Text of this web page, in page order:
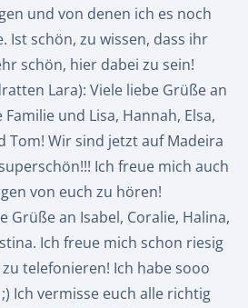
und von denen ich es noch
Ist schön, zu wissen, dass ihr
schön, hier dabei zu sein!
Lara): Viele liebe Grüße an
und Lisa, Hannah, Elsa,
Tom! Wir sind jetzt auf Madeira
Ich freue mich auch
von euch zu hören!
Grüße an Isabel, Coralie, Halina,
Ich freue mich schon riesig
telefonieren! Ich habe sooo
Ich vermisse euch alle richtig